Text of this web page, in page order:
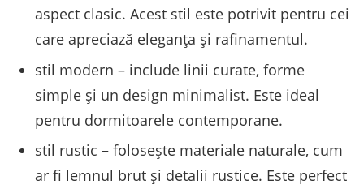
aspect clasic. Acest stil este potrivit pentru cei
care apreciază eleganța și rafinamentul.
stil modern – include linii curate, forme
simple și un design minimalist. Este ideal
pentru dormitoarele contemporane.
stil rustic – folosește materiale naturale, cum
ar fi lemnul brut și detalii rustice. Este perfect